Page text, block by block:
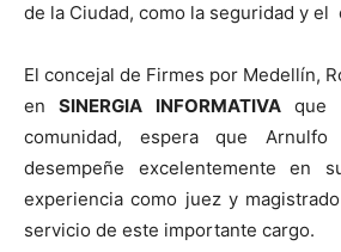
de la Ciudad, como la seguridad y el
El concejal de Firmes por Medellín,
enSINERGIA INFORMATIVAque
comunidad, espera que
desempeñe excelentemente en
experiencia como juez y
servicio de este importante cargo.